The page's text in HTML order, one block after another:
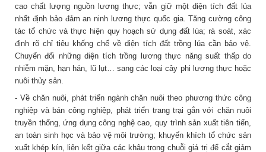
cao chất lượng nguồn lương thực; vẫn giữ một diện tích đất lúa
nhất định bảo đảm an ninh lương thực quốc gia. Tăng cường công
tác tổ chức và thực hiện quy hoạch sử dụng đất lúa; rà soát, xác
định rõ chỉ tiêu khống chế về diện tích đất trồng lúa cần bảo vệ.
Chuyển đổi những diện tích trồng lương thực năng suất thấp do
nhiễm mặn, hạn hán, lũ lụt… sang các loại cây phi lương thực hoặc
nuôi thủy sản.
- Về chăn nuôi, phát triển ngành chăn nuôi theo phương thức công
nghiệp và bán công nghiệp, phát triển trang trại gắn với chăn nuôi
truyền thống, ứng dụng công nghệ cao, quy trình sản xuất tiên tiến,
an toàn sinh học và bảo vệ môi trường; khuyến khích tổ chức sản
xuất khép kín, liên kết giữa các khâu trong chuỗi giá trị để cắt giảm